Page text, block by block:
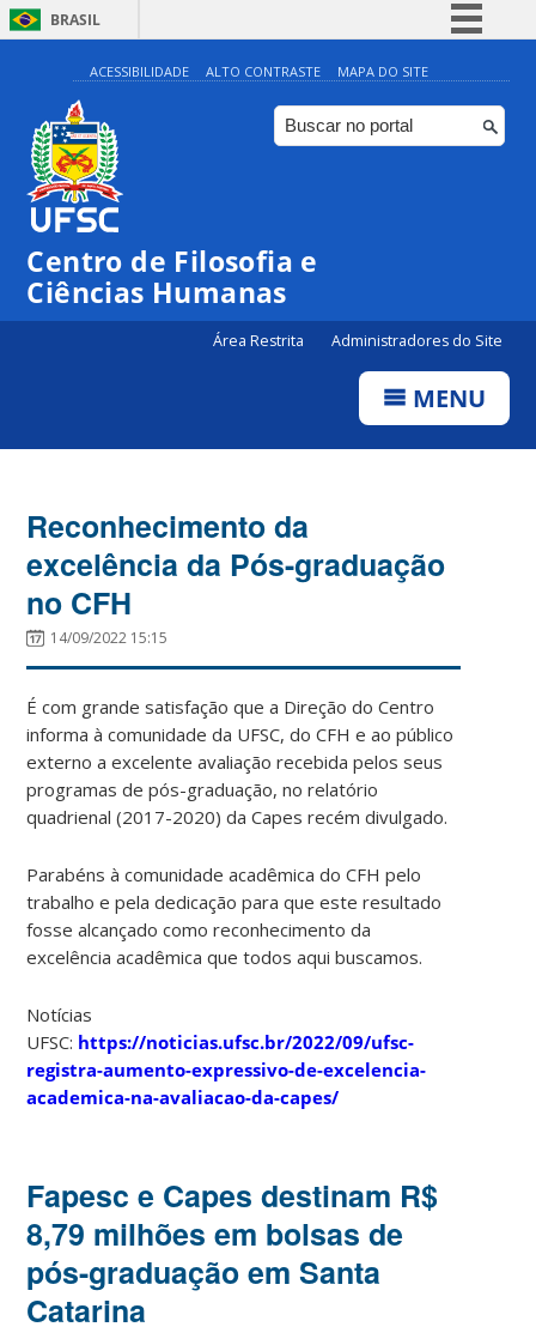
BRASIL
Simplifique!
Comunica BR
Participe
ACESSIBILIDADE ALTO CONTRASTE MAPA DO SITE
Centro de Filosofia e
Ciências Humanas
Área Restrita Administradores do Site
MENU
Reconhecimento da
excelência da Pós-graduação
no CFH
14/09/2022 15:15
É com grande satisfação que a Direção do Centro
informa à comunidade da UFSC, do CFH e ao público
externo a excelente avaliação recebida pelos seus
programas de pós-graduação, no relatório
quadrienal (2017-2020) da Capes recém divulgado.
Parabéns à comunidade acadêmica do CFH pelo
trabalho e pela dedicação para que este resultado
fosse alcançado como reconhecimento da
excelência acadêmica que todos aqui buscamos.
Notícias
UFSC: https://noticias.ufsc.br/2022/09/ufsc-
registra-aumento-expressivo-de-excelencia-
academica-na-avaliacao-da-capes/
Fapesc e Capes destinam R$
8,79 milhões em bolsas de
pós-graduação em Santa
Catarina